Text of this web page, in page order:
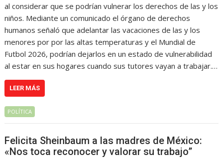
al considerar que se podrían vulnerar los derechos de las y los
niños. Mediante un comunicado el órgano de derechos
humanos señaló que adelantar las vacaciones de las y los
menores por por las altas temperaturas y el Mundial de
Futbol 2026, podrían dejarlos en un estado de vulnerabilidad
al estar en sus hogares cuando sus tutores vayan a trabajar.…
LEER MÁS
POLÍTICA
Felicita Sheinbaum a las madres de México:
«Nos toca reconocer y valorar su trabajo”